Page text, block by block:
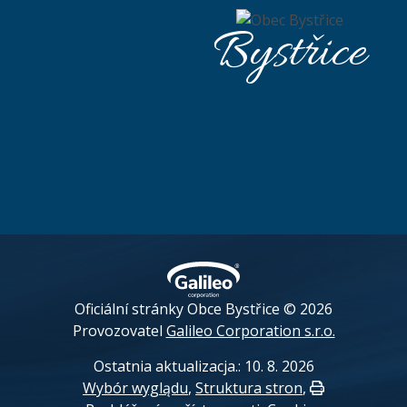
Bystřice
Oficiální stránky Obce Bystřice © 2026
Provozovatel Galileo Corporation s.r.o.
Ostatnia aktualizacja.: 10. 8. 2026
Wybór wyglądu, Struktura stron, Drukuj